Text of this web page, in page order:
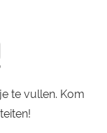
te vullen. Kom